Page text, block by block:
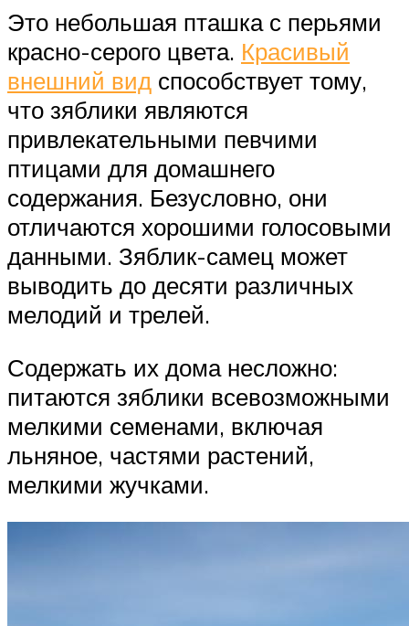
Это небольшая пташка с перьями
красно-серого цвета. Красивый
внешний вид способствует тому,
что зяблики являются
привлекательными певчими
птицами для домашнего
содержания. Безусловно, они
отличаются хорошими голосовыми
данными. Зяблик-самец может
выводить до десяти различных
мелодий и трелей.
Содержать их дома несложно:
питаются зяблики всевозможными
мелкими семенами, включая
льняное, частями растений,
мелкими жучками.